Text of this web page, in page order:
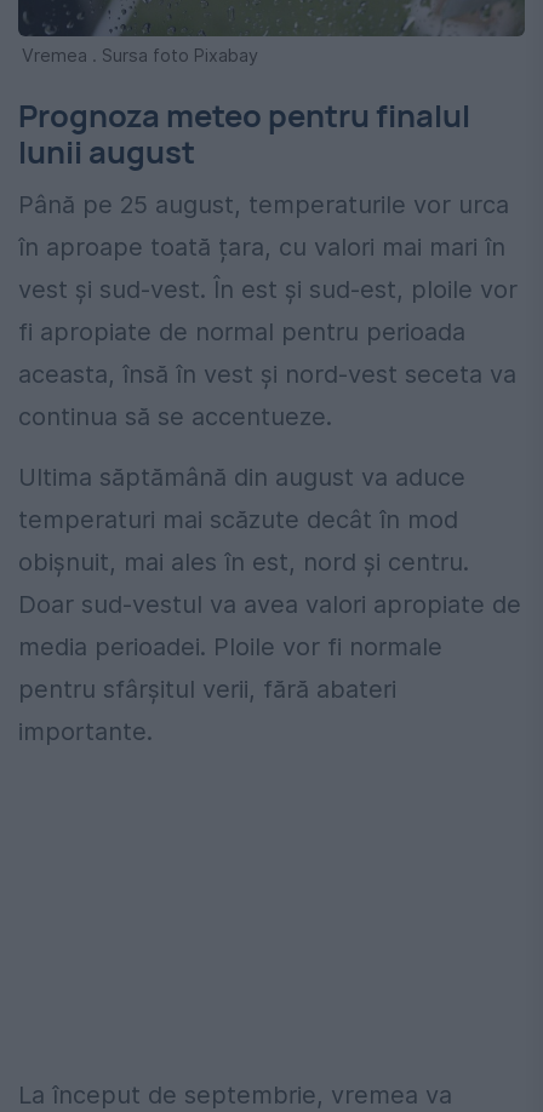
Vremea . Sursa foto Pixabay
Prognoza meteo pentru finalul
lunii august
Până pe 25 august, temperaturile vor urca
în aproape toată țara, cu valori mai mari în
vest și sud-vest. În est și sud-est, ploile vor
fi apropiate de normal pentru perioada
aceasta, însă în vest și nord-vest seceta va
continua să se accentueze.
Ultima săptămână din august va aduce
temperaturi mai scăzute decât în mod
obișnuit, mai ales în est, nord și centru.
Doar sud-vestul va avea valori apropiate de
media perioadei. Ploile vor fi normale
pentru sfârșitul verii, fără abateri
importante.
La început de septembrie, vremea va